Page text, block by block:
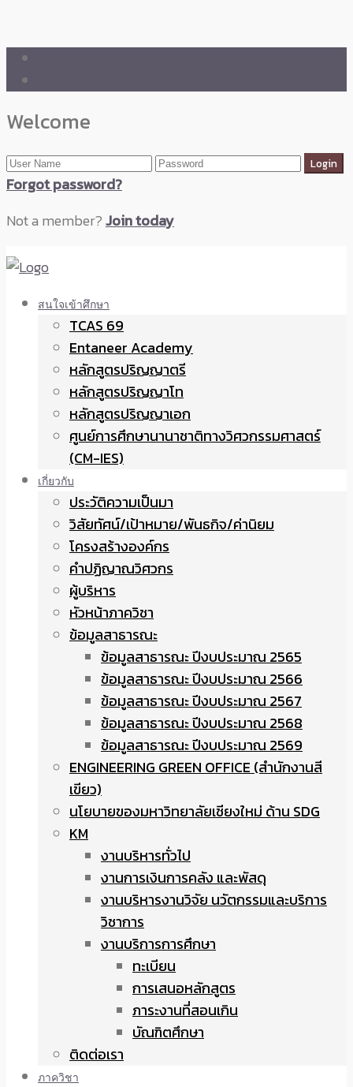
Welcome
Forgot password?
Not a member?Join today
สนใจเข้าศึกษา
TCAS 69
Entaneer Academy
หลักสูตรปริญญาตรี
หลักสูตรปริญญาโท
หลักสูตรปริญญาเอก
ศูนย์การศึกษานานาชาติทางวิศวกรรมศาสตร์
(CM-IES)
เกี่ยวกับ
ประวัติความเป็นมา
วิสัยทัศน์/เป้าหมาย/พันธกิจ/ค่านิยม
โครงสร้างองค์กร
คำปฏิญาณวิศวกร
ผู้บริหาร
หัวหน้าภาควิชา
ข้อมูลสาธารณะ
ข้อมูลสาธารณะ ปีงบประมาณ 2565
ข้อมูลสาธารณะ ปีงบประมาณ 2566
ข้อมูลสาธารณะ ปีงบประมาณ 2567
ข้อมูลสาธารณะ ปีงบประมาณ 2568
ข้อมูลสาธารณะ ปีงบประมาณ 2569
ENGINEERING GREEN OFFICE (สำนักงานสี
เขียว)
นโยบายของมหาวิทยาลัยเชียงใหม่ ด้าน SDG
KM
งานบริหารทั่วไป
งานการเงินการคลัง และพัสดุ
งานบริหารงานวิจัย นวัตกรรมและบริการ
วิชาการ
งานบริการการศึกษา
ทะเบียน
การเสนอหลักสูตร
ภาระงานที่สอนเกิน
บัณฑิตศึกษา
ติดต่อเรา
ภาควิชา